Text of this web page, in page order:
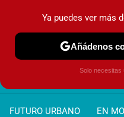
FUTURO URBANO EN
Ya puedes ver más
Añádenos
Solo necesitas